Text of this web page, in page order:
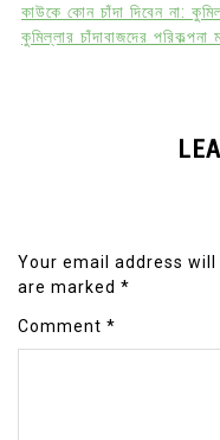
কাউকে কোন চাঁদা দিবেন না:
কুমিল্লার চাঁদাবাজদের পরিকল্পনা
Your email address will
are marked *
Comment *